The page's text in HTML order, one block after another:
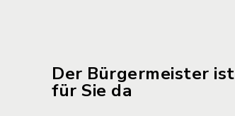
Der Bürgermeister ist
für Sie da